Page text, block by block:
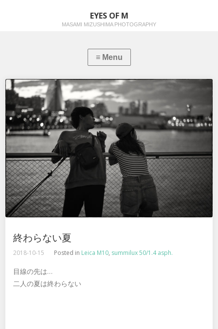
EYES OF M
MASAMI MIZUSHIMA PHOTOGRAPHY
終わらない夏
2018-10-15 Posted in Leica M10, summilux 50/1.4 asph.
目線の先は…
二人の夏は終わらない